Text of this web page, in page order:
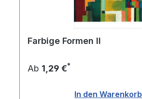
Farbige Formen II
Ab 1,29 €*
In den Warenkorb